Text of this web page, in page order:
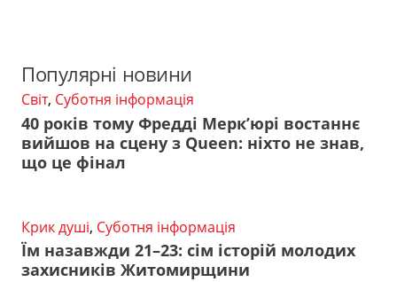
Популярні новини
Світ, Суботня інформація
40 років тому Фредді Мерк’юрі востаннє
вийшов на сцену з Queen: ніхто не знав,
що це фінал
Крик душі, Суботня інформація
Їм назавжди 21–23: сім історій молодих
захисників Житомирщини